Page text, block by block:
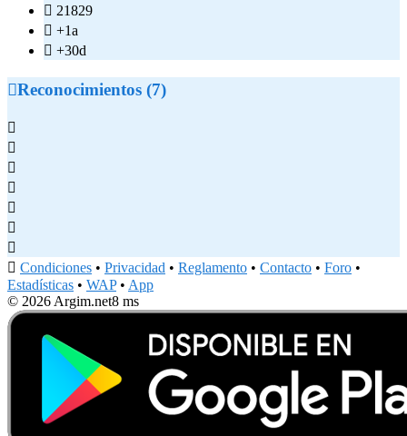
 21829
 +1a
 +30d
Reconocimientos (7)







 Condiciones • Privacidad • Reglamento • Contacto • Foro •
Estadísticas • WAP• App
© 2026 Argim.net8 ms